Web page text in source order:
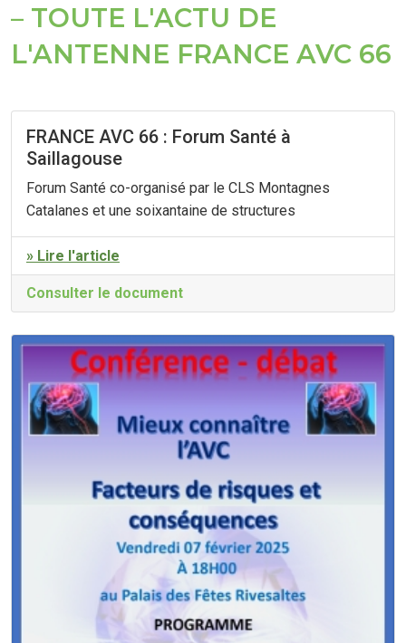
TOUTE L'ACTU DE
L'ANTENNE FRANCE AVC 66
FRANCE AVC 66 : Forum Santé à
Saillagouse
Forum Santé co-organisé par le CLS Montagnes
Catalanes et une soixantaine de structures
» Lire l'article
Consulter le document